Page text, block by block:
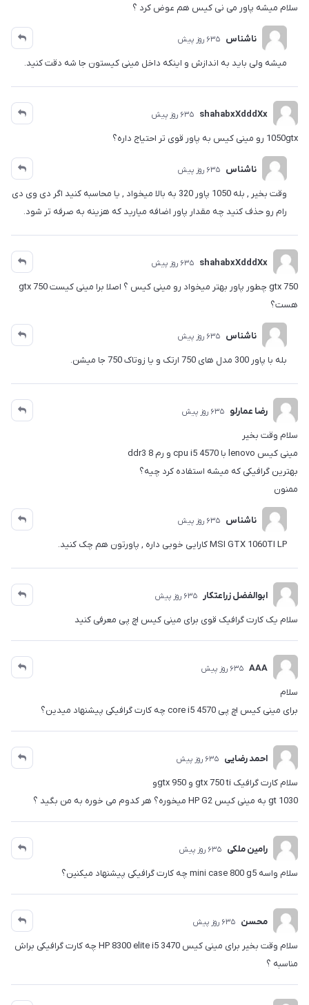
سلام میشه پاور می نی کیس هم عوض کرد ؟
ناشناس 635 روز پیش
میشه ولی باید به اندازش و اینکه داخل مینی کیستون جا شه دقت کنید.
shahabxXdddXx 635 روز پیش
1050gtx رو مینی کیس به پاور قوی تر احتیاج داره؟
ناشناس 635 روز پیش
وقت بخیر , بله 1050 پاور 320 به بالا میخواد , یا محاسبه کنید اگر دی وی دی
رام رو حذف کنید چه مقدار پاور اضافه میارید که هزینه به صرفه تر شود.
shahabxXdddXx 635 روز پیش
gtx 750 چطور پاور بهتر میخواد رو مینی کیس ؟ اصلا برا مینی کیست gtx 750
هست؟
ناشناس 635 روز پیش
بله با پاور 300 مدل های 750 ارتک و یا زوتاک 750 جا میشن.
رضا عمارلو 635 روز پیش
سلام وقت بخیر
مینی کیس lenovo با cpu i5 4570 و رم 8 ddr3
بهترین گرافیکی که میشه استفاده کرد چیه؟
ممنون
ناشناس 635 روز پیش
MSI GTX 1060TI LP کارایی خوبی داره , پاورتون هم چک کنید.
ابوالفضل زراعتکار 635 روز پیش
سلام یک کارت گرافیک قوی برای مینی کیس اچ پی معرفی کنید
AAA 635 روز پیش
سلام
برای مینی کیس اچ پی core i5 4570 چه کارت گرافیکی پیشنهاد میدین؟
احمد رضایی 635 روز پیش
سلام کارت گرافیک gtx 750 ti و gtx 950و
gt 1030 به مینی کیس HP G2 میخوره؟ هر کدوم می خوره به من بگید ؟
رامین ملکی 635 روز پیش
سلام واسه mini case 800 g5 چه کارت گرافیکی پیشنهاد میکنین؟
محسن 635 روز پیش
سلام وقت بخیر برای مینی کیس HP 8300 elite i5 3470 چه کارت گرافیکی براش
مناسبه ؟